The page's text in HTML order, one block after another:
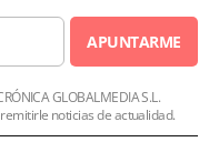
APUNTARME
GLOBALMEDIA S.L.
noticias de actualidad.